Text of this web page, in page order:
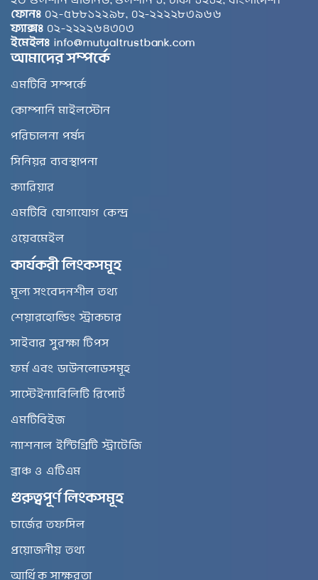
ফোনঃ ০২-৫৮৮১২২৯৮, ০২-২২২২৮৩৯৬৬
ফ্যাক্সঃ ০২-২২২২৬৪৩০৩
ইমেইলঃ info@mutualtrustbank.com
আমাদের সম্পর্কে
এমটিবি সম্পর্কে
কোম্পানি মাইলস্টোন
পরিচালনা পর্ষদ
সিনিয়র ব্যবস্থাপনা
ক্যারিয়ার
এমটিবি যোগাযোগ কেন্দ্র
ওয়েবমেইল
কার্যকরী লিংকসমূহ
মূল্য সংবেদনশীল তথ্য
শেয়ারহোল্ডিং স্ট্রাকচার
সাইবার সুরক্ষা টিপস
ফর্ম এবং ডাউনলোডসমূহ
সাস্টেইন্যাবিলিটি রিপোর্ট
এমটিবিইজ
ন্যাশনাল ইন্টিগ্রিটি স্ট্রাটেজি
ব্রাঞ্চ ও এটিএম
গুরুত্বপূর্ণ লিংকসমূহ
চার্জের তফসিল
প্রয়োজনীয় তথ্য
আর্থিক সাক্ষরতা